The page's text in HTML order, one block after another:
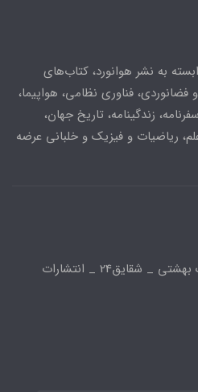
به نشر هوانورد، کتاب‌های
فناوری نظامی، هواپیما،
زندگینامه، تاریخ جهان،
ریاضیات و فیزیک و خلبانی عرضه
اتوبان بابایی _ شهرک بهشتی _ شقایق24 _ انتشارات